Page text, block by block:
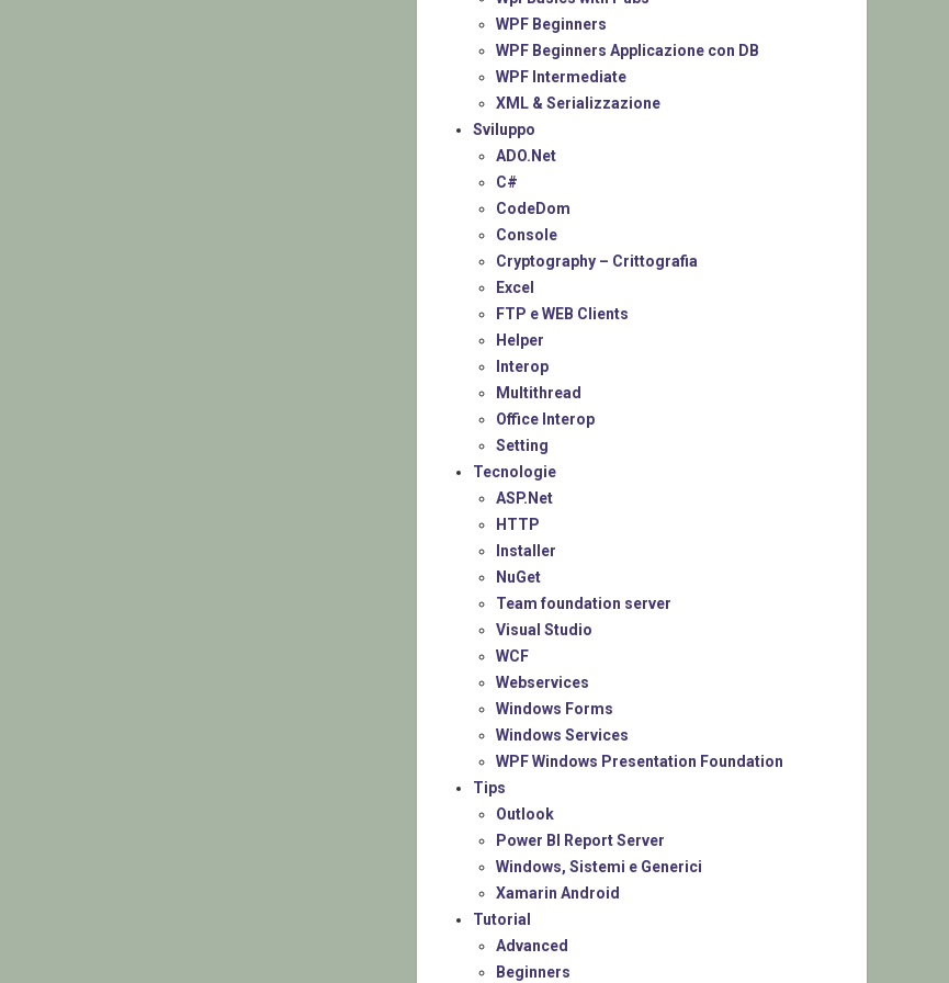
WPF Beginners
WPF Beginners Applicazione con DB
WPF Intermediate
XML & Serializzazione
Sviluppo
ADO.Net
C#
CodeDom
Console
Cryptography – Crittografia
Excel
FTP e WEB Clients
Helper
Interop
Multithread
Office Interop
Setting
Tecnologie
ASP.Net
HTTP
Installer
NuGet
Team foundation server
Visual Studio
WCF
Webservices
Windows Forms
Windows Services
WPF Windows Presentation Foundation
Tips
Outlook
Power BI Report Server
Windows, Sistemi e Generici
Xamarin Android
Tutorial
Advanced
Beginners